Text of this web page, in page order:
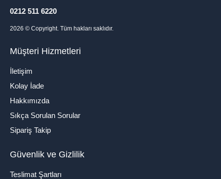
0212 511 6220
2026 © Copyright. Tüm hakları saklıdır.
Müşteri Hizmetleri
İletişim
Kolay İade
Hakkımızda
Sıkça Sorulan Sorular
Sipariş Takip
Güvenlik ve Gizlilik
Teslimat Şartları